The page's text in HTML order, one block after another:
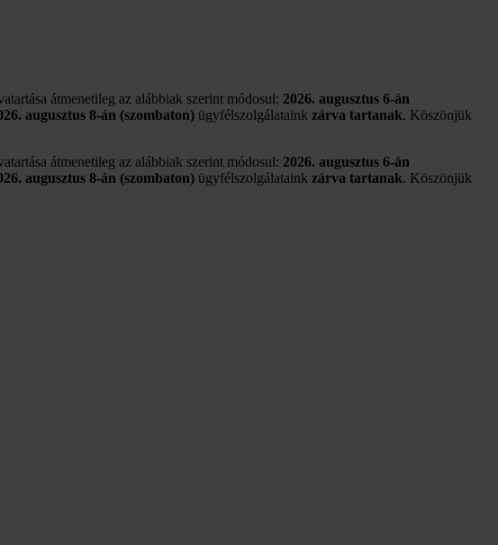
átmenetileg az alábbiak szerint módosul: 2026. augusztus 6-án
augusztus 8-án (szombaton) ügyfélszolgálataink zárva tartanak. Köszönjük
átmenetileg az alábbiak szerint módosul: 2026. augusztus 6-án
augusztus 8-án (szombaton) ügyfélszolgálataink zárva tartanak. Köszönjük